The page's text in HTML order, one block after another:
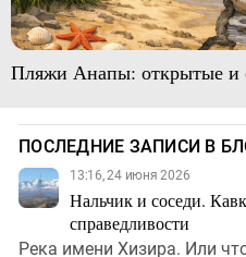
Пляжи Анапы: открытые и
ПОСЛЕДНИЕ ЗАПИСИ В
13:16, 24 июня 2026
Нальчик и соседи.
справедливости
Река имени Хизира. Или